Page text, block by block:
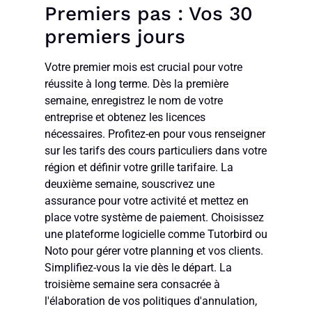
Premiers pas : Vos 30
premiers jours
Votre premier mois est crucial pour votre
réussite à long terme. Dès la première
semaine, enregistrez le nom de votre
entreprise et obtenez les licences
nécessaires. Profitez-en pour vous renseigner
sur les tarifs des cours particuliers dans votre
région et définir votre grille tarifaire. La
deuxième semaine, souscrivez une
assurance pour votre activité et mettez en
place votre système de paiement. Choisissez
une plateforme logicielle comme Tutorbird ou
Noto pour gérer votre planning et vos clients.
Simplifiez-vous la vie dès le départ. La
troisième semaine sera consacrée à
l'élaboration de vos politiques d'annulation,